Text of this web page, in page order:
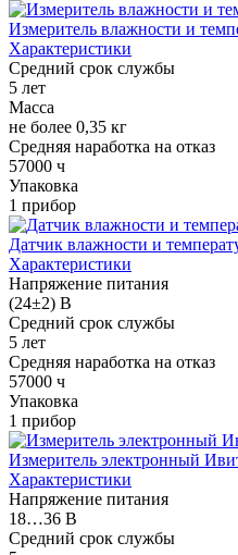
Измеритель влажности и
Характеристики
Средний срок службы
5 лет
Масса
не более 0,35 кг
Средняя наработка на отказ
57000 ч
Упаковка
1 прибор
Датчик влажности и
Характеристики
Напряжение питания
(24±2) В
Средний срок службы
5 лет
Средняя наработка на отказ
57000 ч
Упаковка
1 прибор
Измеритель электронный
Характеристики
Напряжение питания
18…36 В
Средний срок службы